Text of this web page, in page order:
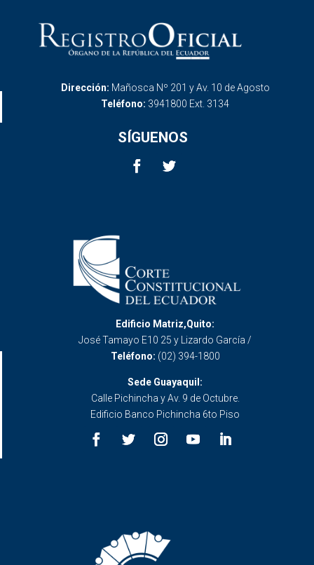
Dirección: Mañosca Nº 201 y Av. 10 de Agosto
Teléfono: 3941800 Ext. 3134
SÍGUENOS
Edificio Matriz,Quito:
José Tamayo E10 25 y Lizardo García /
Teléfono: (02) 394-1800
Sede Guayaquil:
Calle Pichincha y Av. 9 de Octubre.
Edificio Banco Pichincha 6to Piso